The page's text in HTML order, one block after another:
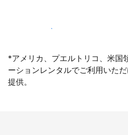
今すぐ掲載登録する
*アメリカ、プエルトリコ、米国
ーションレンタルでご利用いた
提供。